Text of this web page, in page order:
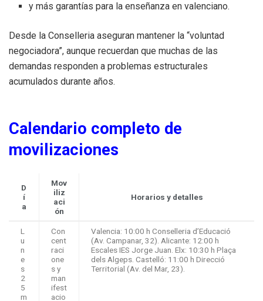
y más garantías para la enseñanza en valenciano.
Desde la Conselleria aseguran mantener la “voluntad
negociadora”, aunque recuerdan que muchas de las
demandas responden a problemas estructurales
acumulados durante años.
Calendario completo de
movilizaciones
D
í
a
Mov
iliz
aci
ón
Horarios y detalles
L
u
n
e
s
2
5
m
Con
cent
raci
one
s y
man
ifest
acio
Valencia: 10:00 h Conselleria d’Educació
(Av. Campanar, 32). Alicante: 12:00 h
Escales IES Jorge Juan. Elx: 10:30 h Plaça
dels Algeps. Castelló: 11:00 h Direcció
Territorial (Av. del Mar, 23).